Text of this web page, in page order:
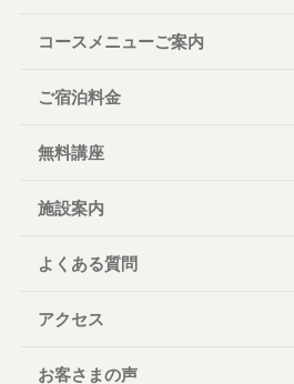
コースメニューご案内
ご宿泊料金
無料講座
施設案内
よくある質問
アクセス
お客さまの声